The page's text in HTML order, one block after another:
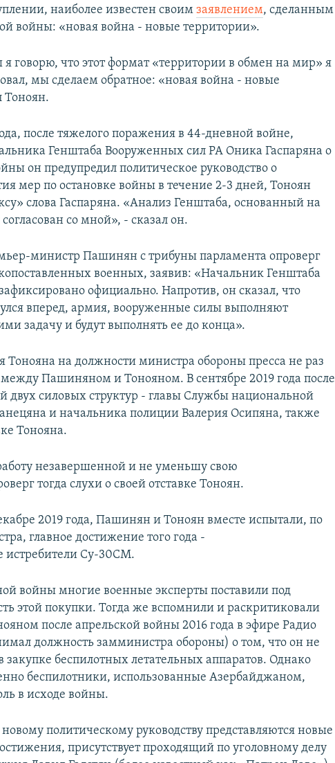
наиболее известен своимзаявлением, сделанным
войны: «новая война - новые территории».
говорю, что этот формат «территории в обмен на мир» я
мы сделаем обратное: «новая война - новые
Тоноян.
после тяжелого поражения в 44-дневной войне,
Генштаба Вооруженных сил РА Оника Гаспаряна о
он предупредил политическое руководство о
мер по остановке войны в течение 2-3 дней, Тоноян
слова Гаспаряна. «Анализ Генштаба, основанный на
со мной», - сказал он.
министр Пашинян с трибуны парламента опроверг
военных, заявив: «Начальник Генштаба
официально. Напротив, он сказал, что
вперед, армия, вооруженные силы выполняют
задачу и будут выполнять ее до конца».
Тонояна на должности министра обороны пресса не раз
между Пашиняном и Тонояном. В сентябре 2019 года после
двух силовых структур - главы Службы национальной
и начальника полиции Валерия Осипяна, также
Тонояна.
незавершенной и не уменьшу свою
тогда слухи о своей отставке Тоноян.
2019 года, Пашинян и Тоноян вместе испытали, по
главное достижение того года -
истребители Су-30СМ.
войны многие военные эксперты поставили под
этой покупки. Тогда же вспомнили и раскритиковали
после апрельской войны 2016 года в эфире Радио
должность замминистра обороны) о том, что он не
закупке беспилотных летательных аппаратов. Однако
беспилотники, использованные Азербайджаном,
в исходе войны.
политическому руководству представляются новые
присутствует проходящий по уголовному делу